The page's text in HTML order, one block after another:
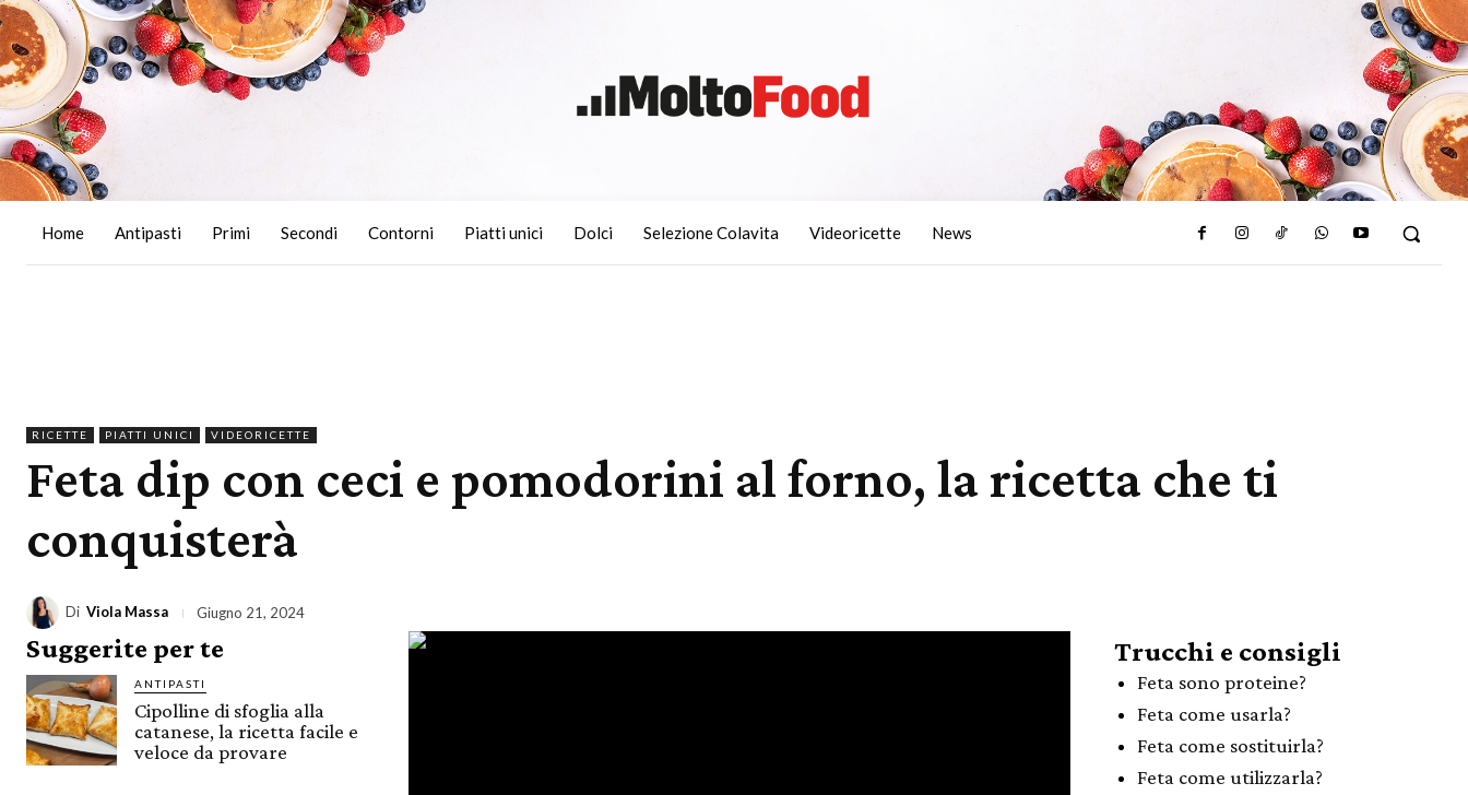
Home Antipasti Primi Secondi Contorni Piatti unici Dolci Selezione Colavita Videoricette News
RICETTE PIATTI UNICI VIDEORICETTE
Feta dip con ceci e pomodorini al forno, la ricetta che ti
conquisterà
Di Viola Massa Giugno 21, 2024
Suggerite per te
ANTIPASTI
Cipolline di sfoglia alla
catanese, la ricetta facile e
veloce da provare
Trucchi e consigli
Feta sono proteine?
Feta come usarla?
Feta come sostituirla?
Feta come utilizzarla?